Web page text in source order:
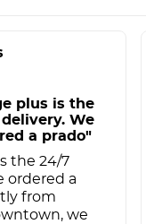
plus is the
We
a prado"
the 24/7
ordered a
from
we